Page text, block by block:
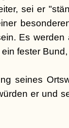
sei er
Es
fester
seines
er und